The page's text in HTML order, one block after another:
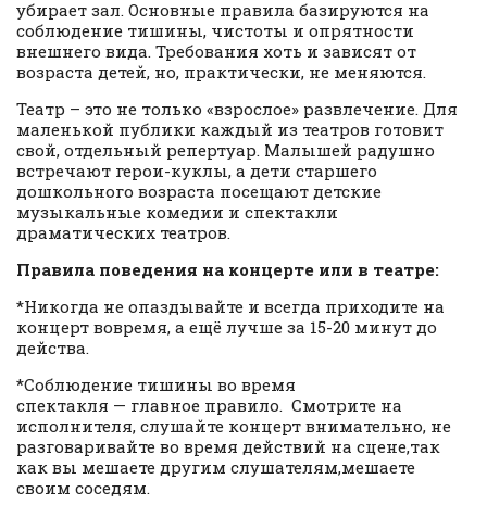
убирает зал. Основные правила базируются на
соблюдение тишины, чистоты и опрятности
внешнего вида. Требования хоть и зависят от
возраста детей, но, практически, не меняются.
Театр – это не только «взрослое» развлечение. Для
маленькой публики каждый из театров готовит
свой, отдельный репертуар. Малышей радушно
встречают герои-куклы, а дети старшего
дошкольного возраста посещают детские
музыкальные комедии и спектакли
драматических театров.
Правила поведения на концерте или в театре:
*Никогда не опаздывайте и всегда приходите на
концерт вовремя, а ещё лучше за 15-20 минут до
действа.
*Соблюдение тишины во время
спектакля — главное правило. Смотрите на
исполнителя, слушайте концерт внимательно, не
разговаривайте во время действий на сцене,так
как вы мешаете другим слушателям,мешаете
своим соседям.